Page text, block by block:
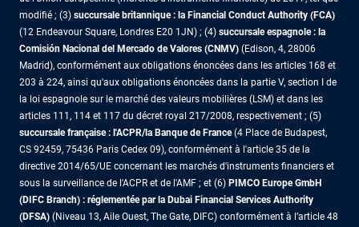
modifié ; (3) succursale britannique : la Financial Conduct Authority (FCA)
(12 Endeavour Square, Londres E20 1JN) ; (4) succursale espagnole : la
Comisión Nacional del Mercado de Valores (CNMV) (Edison, 4, 28006
Madrid), conformément aux obligations énoncées dans les articles 168 et
203 à 224, ainsi qu'aux obligations énoncées dans la partie V, section I de
la loi espagnole sur le marché des valeurs mobilières (LSM) et dans les
articles 111, 114 et 117 du décret royal 217/2008, respectivement ; (5)
succursale française : l'ACPR/la Banque de France(4 Place de Budapest,
CS 92459, 75436 Paris Cedex 09), conformément à l'article 35 de la
directive 2014/65/UE concernant les marchés d'instruments financiers et
sous la surveillance de l'ACPR et de l'AMF ; et (6) PIMCO Europe GmbH
(DIFC Branch) : réglementée par la Dubai Financial Services Authority
(DFSA) (Niveau 13, Aile Ouest, The Gate, DIFC) conformément à l’article 48